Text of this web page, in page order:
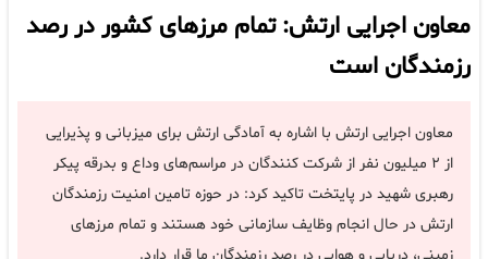
معاون اجرایی ارتش: تمام مرزهای کشور در رصد
رزمندگان است
معاون اجرایی ارتش با اشاره به آمادگی ارتش برای میزبانی و پذیرایی
از ۲ میلیون نفر از شرکت کنندگان در مراسم‌های وداع و بدرقه پیکر
رهبری شهید در پایتخت تاکید کرد: در حوزه تامین امنیت رزمندگان
ارتش در حال انجام وظایف سازمانی خود هستند و تمام مرزهای